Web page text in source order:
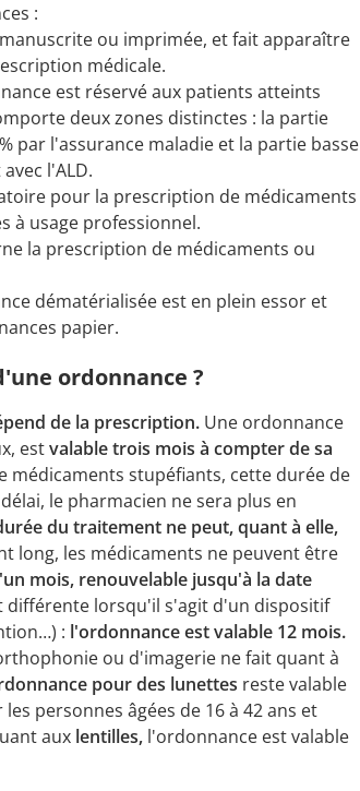
:
ou imprimée, et fait apparaître
médicale.
est réservé aux patients atteints
deux zones distinctes : la partie
par l'assurance maladie et la partie basse
l'ALD.
pour la prescription de médicaments
à usage professionnel.
la prescription de médicaments ou
dématérialisée est en plein essor et
papier.
ordonnance ?
de la prescription. Une ordonnance
estvalable trois mois à compter de sa
médicaments stupéfiants, cette durée de
délai, le pharmacien ne sera plus en
du traitement ne peut, quant à elle,
long, les médicaments ne peuvent être
mois, renouvelable jusqu'à la date
différente lorsqu'il s'agit d'un dispositif
: l'ordonnance est valable 12 mois.
ou d'imagerie ne fait quant à
pour des lunettes reste valable
personnes âgées de 16 à 42 ans et
aux lentilles, l'ordonnance est valable